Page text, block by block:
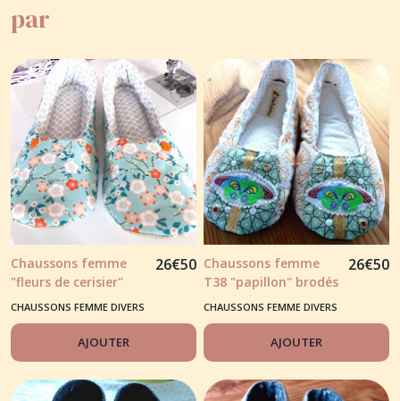
par
Chaussons femme
"fleurs de cerisier"
tons bleu clair et
26€50
CHAUSSONS FEMME DIVERS
AJOUTER
Chaussons femme
T38 "papillon" brodés
26€50
CHAUSSONS FEMME DIVERS
AJOUTER